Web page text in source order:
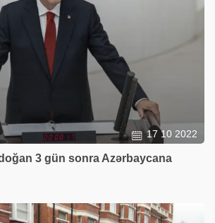
17 10 2022
3 gün sonra Azərbaycana